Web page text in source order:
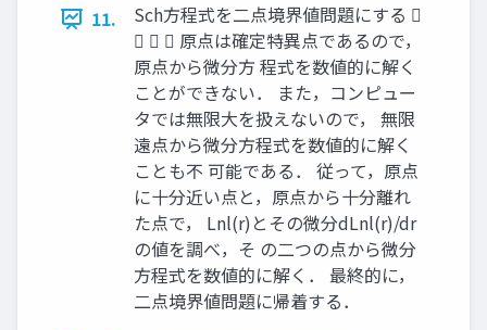
11.
Sch方程式を二点境界値問題にする 
   原点は確定特異点であるので，
原点から微分方 程式を数値的に解く
ことができない． また，コンピュー
タでは無限大を扱えないので， 無限
遠点から微分方程式を数値的に解く
ことも不 可能である． 従って，原点
に十分近い点と，原点から十分離れ
た点で， Lnl(r)とその微分dLnl(r)/dr
の値を調べ，そ の二つの点から微分
方程式を数値的に解く． 最終的に，
二点境界値問題に帰着する．